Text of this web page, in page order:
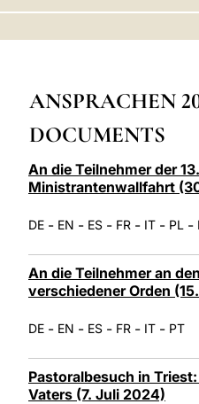
ANSPRACHEN
DOCUMENTS
An die Teilnehmer der
Ministrantenwallfahrt
DE - EN - ES - FR - IT - PL -
An die Teilnehmer an
verschiedener Orden
DE - EN - ES - FR - IT - PT
Pastoralbesuch in
Vaters (7. Juli 2024)